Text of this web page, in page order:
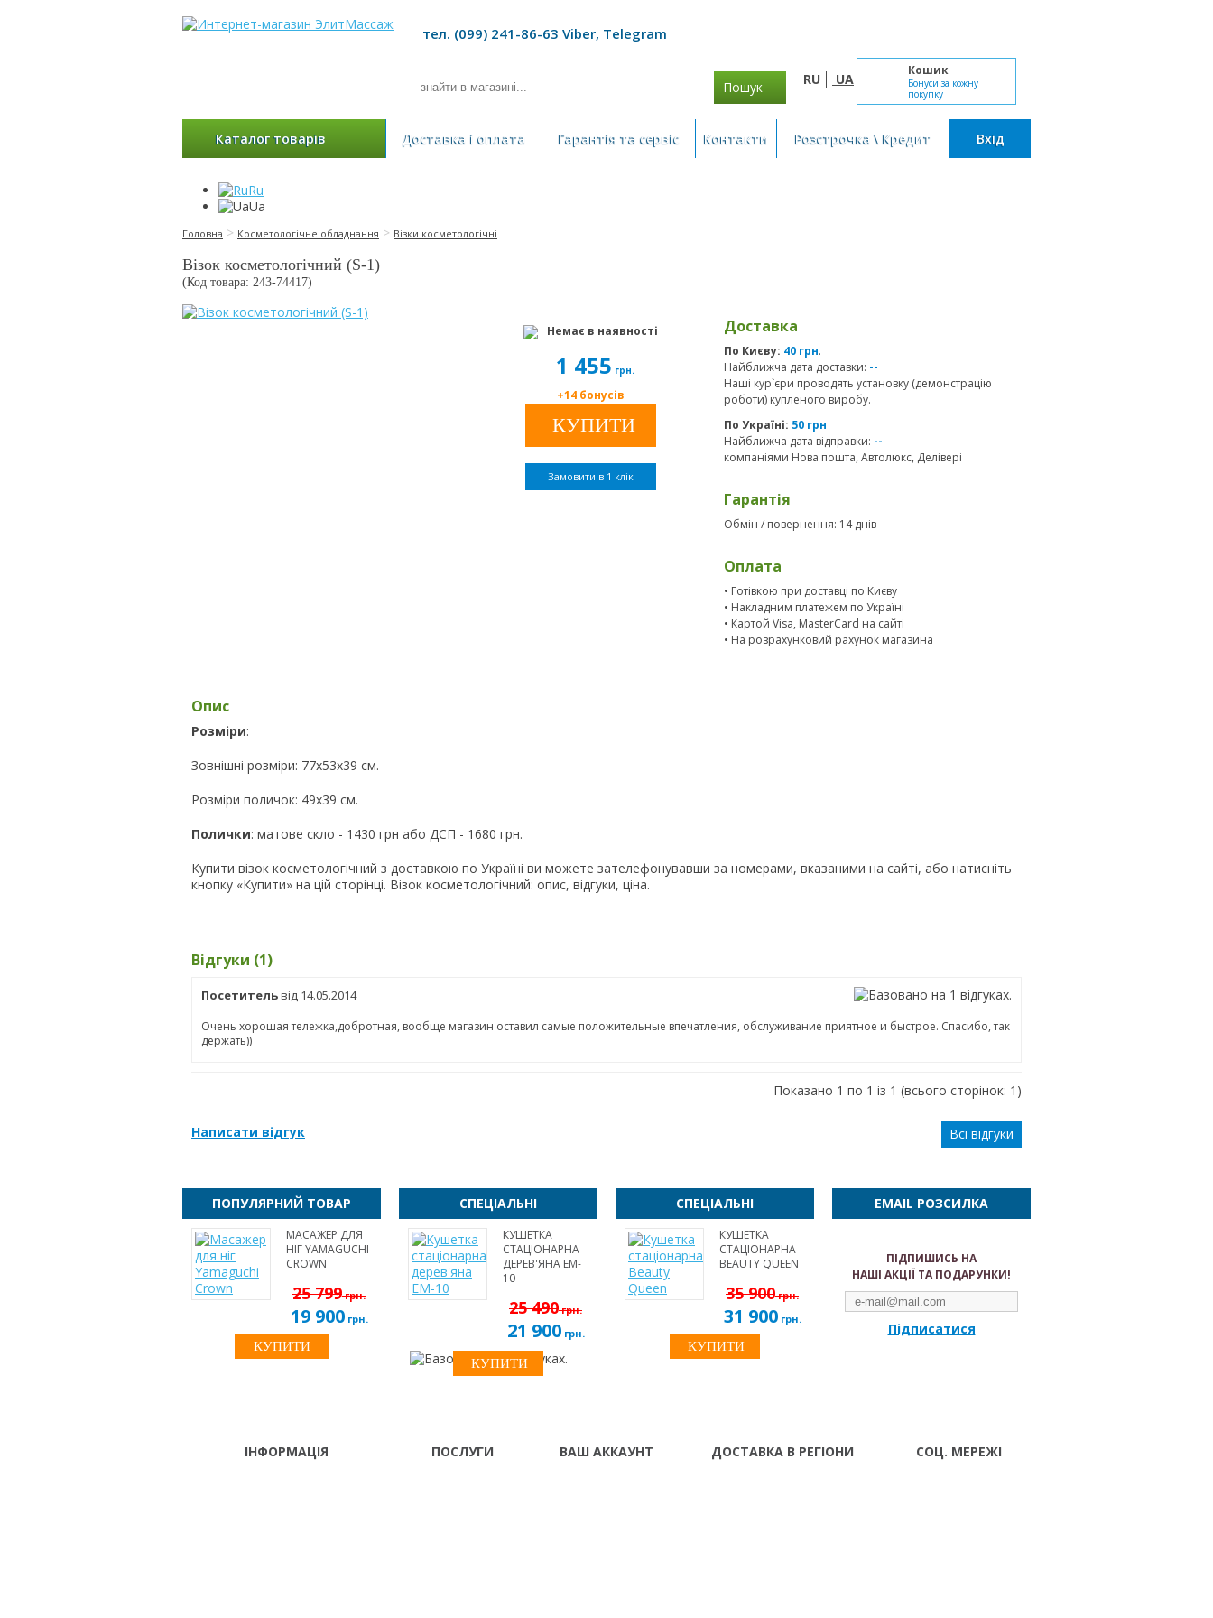
тел. (099) 241-86-63 Viber, Telegram
Пошук RU UA
Кошик
Бонуси за кожну
покупку
Каталог товарів Доставка і оплата Гарантія та сервіс Контакти Розстрочка \ Кредит Вхід
Ru
Ua
Головна > Косметологічне обладнання > Візки косметологічні
Візок косметологічний (S-1)
(Код товара: 243-74417)
Немає в наявності
1 455 грн.
+14 бонусів
Замовити в 1 клік
Доставка
По Києву: 40 грн.
Найближча дата доставки: --
Наші кур`єри проводять установку (демонстрацію
роботи) купленого виробу.
По Україні: 50 грн
Найближча дата відправки: --
компаніями Нова пошта, Автолюкс, Делівері
Гарантія
Обмін / повернення: 14 днів
Оплата
• Готівкою при доставці по Києву
• Накладним платежем по Україні
• Картой Visa, MasterCard на сайті
• На розрахунковий рахунок магазина
Опис
Розміри:
Зовнішні розміри: 77х53х39 см.
Розміри поличок: 49х39 см.
Полички: матове скло - 1430 грн або ДСП - 1680 грн.
Купити візок косметологічний з доставкою по Україні ви можете зателефонувавши за номерами, вказаними на сайті, або натисніть
кнопку «Купити» на цій сторінці. Візок косметологічний: опис, відгуки, ціна.
Відгуки (1)
Посетительвід 14.05.2014
Очень хорошая тележка,добротная, вообще магазин оставил самые положительные впечатления, обслуживание приятное и быстрое. Спасибо, так
держать))
Показано 1 по 1 із 1 (всього сторінок: 1)
Написати відгук Всі відгуки
ПОПУЛЯРНИЙ ТОВАР
МАСАЖЕР ДЛЯ
НІГ YAMAGUCHI
CROWN
25 799грн.
19 900грн.
КУПИТИ
СПЕЦІАЛЬНІ
КУШЕТКА
СТАЦІОНАРНА
ДЕРЕВ'ЯНА EM-
10
25 490грн.
21 900грн.
СПЕЦІАЛЬНІ
КУШЕТКА
СТАЦІОНАРНА
BEAUTY QUEEN
35 900грн.
31 900грн.
EMAIL РОЗСИЛКА
ПІДПИШИСЬ НА
НАШІ АКЦІЇ ТА ПОДАРУНКИ!
Підписатися
ІНФОРМАЦІЯ ПОСЛУГИ ВАШ АККАУНТ ДОСТАВКА В РЕГІОНИ СОЦ. МЕРЕЖІ